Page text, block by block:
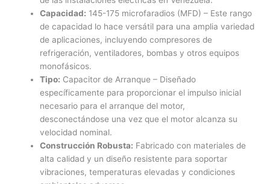
Capacidad: 145-175 microfaradios (MFD) – Este rango
de capacidad lo hace versátil para una amplia variedad
de aplicaciones, incluyendo compresores de
refrigeración, ventiladores, bombas y otros equipos
monofásicos.
Tipo: Capacitor de Arranque – Diseñado
específicamente para proporcionar el impulso inicial
necesario para el arranque del motor,
desconectándose una vez que el motor alcanza su
velocidad nominal.
Construcción Robusta: Fabricado con materiales de
alta calidad y un diseño resistente para soportar
vibraciones, temperaturas elevadas y condiciones